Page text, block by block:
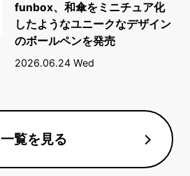
funbox、和傘をミニチュア化
したようなユニークなデザイン
のボールペンを発売
2026.06.24 Wed
一覧を見る